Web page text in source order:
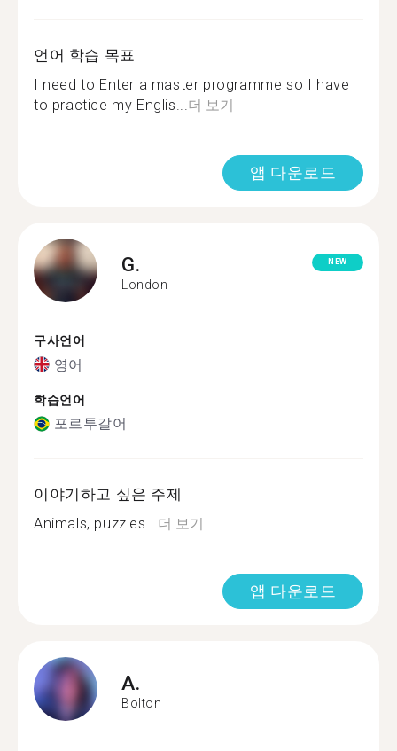
언어 학습 목표
I need to Enter a master programme so I have
to practice my Englis...더 보기
앱 다운로드
G.
London
NEW
구사언어
영어
학습언어
포르투갈어
이야기하고 싶은 주제
Animals, puzzles...더 보기
앱 다운로드
A.
Bolton